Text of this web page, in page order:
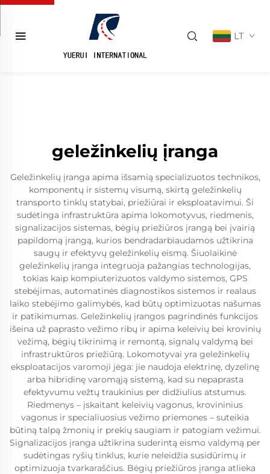
LT
geležinkelių įranga
Geležinkelių įranga apima išsamią specializuotos technikos,
komponentų ir sistemų visumą, skirtą geležinkelių
transporto tinklų statybai, priežiūrai ir eksploatavimui. Ši
sudėtinga infrastruktūra apima lokomotyvus, riedmenis,
signalizacijos sistemas, bėgių priežiūros įrangą bei įvairią
papildomą įrangą, kurios bendradarbiaudamos užtikrina
saugų ir efektyvų geležinkelių eismą. Šiuolaikinė
geležinkelių įranga integruoja pažangias technologijas,
tokias kaip kompiuterizuotos valdymo sistemos, GPS
stebėjimas, automatinės diagnostikos sistemos ir realaus
laiko stebėjimo galimybės, kad būtų optimizuotas našumas
ir patikimumas. Geležinkelių įrangos pagrindinės funkcijos
išeina už paprasto vežimo ribų ir apima keleivių bei krovinių
vežimą, bėgių tikrinimą ir remontą, signalų valdymą bei
infrastruktūros priežiūrą. Lokomotyvai yra geležinkelių
eksploatacijos varomoji jėga: jie naudoja elektrinę, dyzelinę
arba hibridinę varomąją sistemą, kad su nepaprasta
efektyvumu vežtų traukinius per didžiulius atstumus.
Riedmenys – įskaitant keleivių vagonus, krovininius
vagonus ir specialiuosius vežimo priemones – suteikia
būtiną talpą žmonių ir prekių saugiam ir patogiam vežimui.
Signalizacijos įranga užtikrina suderintą eismo valdymą per
sudėtingas ryšių tinklus, kurie neleidžia susidūrimų ir
optimizuoja tvarkaraščius. Bėgių priežiūros įranga atlieka